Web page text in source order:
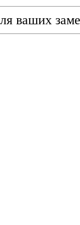
ваших